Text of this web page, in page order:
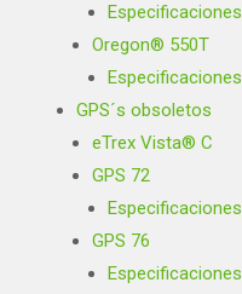
Especificaciones
Oregon® 550T
Especificaciones
GPS´s obsoletos
eTrex Vista® C
GPS 72
Especificaciones
GPS 76
Especificaciones